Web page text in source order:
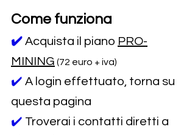
Come funziona
✔️ Acquista il piano PRO-
MINING (72 euro + iva)
✔️ A login effettuato, torna su
questa pagina
✔️ Troverai i contatti diretti a